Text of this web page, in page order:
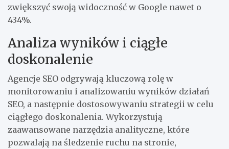
zwiększyć swoją widoczność w Google nawet o
434%.
Analiza wyników i ciągłe
doskonalenie
Agencje SEO odgrywają kluczową rolę w
monitorowaniu i analizowaniu wyników działań
SEO, a następnie dostosowywaniu strategii w celu
ciągłego doskonalenia. Wykorzystują
zaawansowane narzędzia analityczne, które
pozwalają na śledzenie ruchu na stronie,